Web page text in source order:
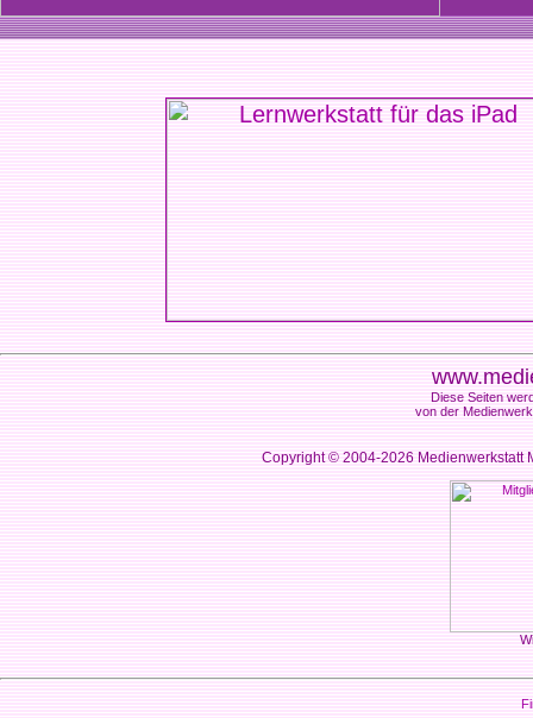
Diese Seiten
von der
Copyright © 2004-2026Medienwerkstatt